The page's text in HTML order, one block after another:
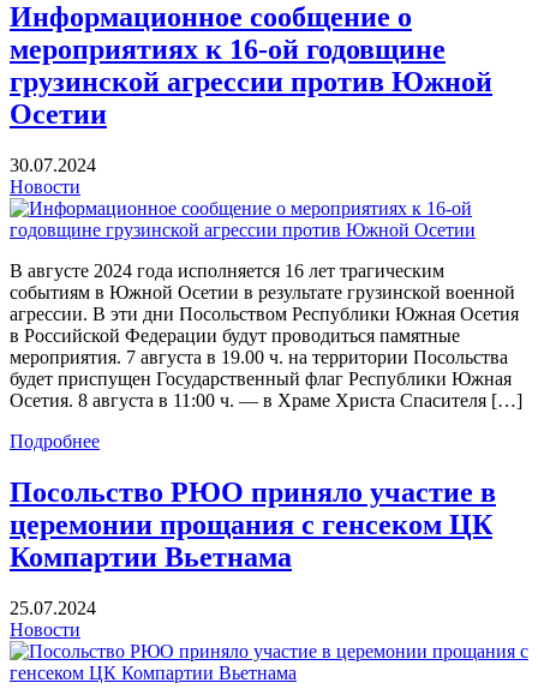
Информационное сообщение о
мероприятиях к 16-ой годовщине
грузинской агрессии против Южной
Осетии
30.07.2024
Новости
В августе 2024 года исполняется 16 лет трагическим
событиям в Южной Осетии в результате грузинской военной
агрессии. В эти дни Посольством Республики Южная Осетия
в Российской Федерации будут проводиться памятные
мероприятия. 7 августа в 19.00 ч. на территории Посольства
будет приспущен Государственный флаг Республики Южная
Осетия. 8 августа в 11:00 ч. — в Храме Христа Спасителя […]
Подробнее
Посольство РЮО приняло участие в
церемонии прощания с генсеком ЦК
Компартии Вьетнама
25.07.2024
Новости